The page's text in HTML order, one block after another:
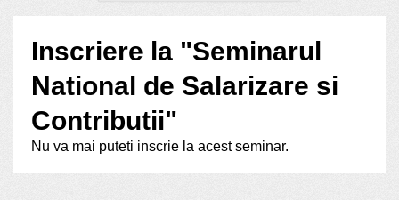
Inscriere la "Seminarul
National de Salarizare si
Contributii"
Nu va mai puteti inscrie la acest seminar.